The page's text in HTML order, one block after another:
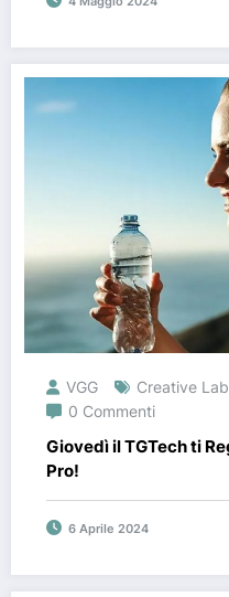
VGG Creative
0 Commenti
Giovedì il TGTech ti
Pro!
6 Aprile 2024